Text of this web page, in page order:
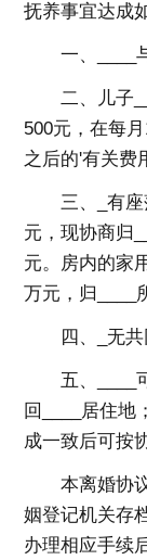
抚养事宜达成
一、____与
二、儿子
500元，在每
之后的'有关费
三、_有座
元，现协商归
元。房内的家
万元，归____
四、_无共
五、____可
回____居住地
成一致后可按
本离婚协议
姻登记机关存
办理相应手续